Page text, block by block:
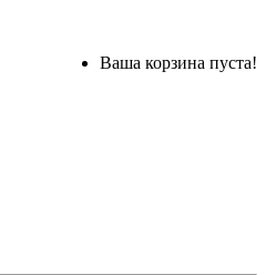
Ваша корзина пуста!